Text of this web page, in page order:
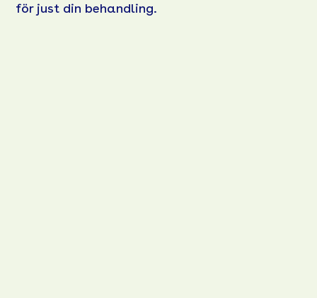
för just din behandling.